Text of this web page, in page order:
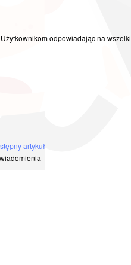
odpowiadając na
artykuł